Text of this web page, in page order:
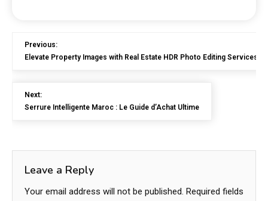
Previous:
Elevate Property Images with Real Estate HDR Photo Editing Services
Next:
Serrure Intelligente Maroc : Le Guide d’Achat Ultime
Leave a Reply
Your email address will not be published. Required fields